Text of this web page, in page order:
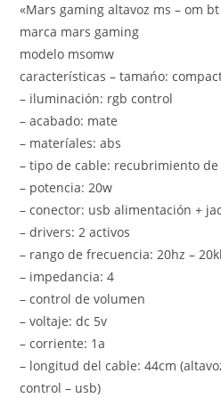
«Mars gaming altavoz ms – om
marca mars gaming
modelo msomw
características – tamańo:
– iluminación: rgb control
– acabado: mate
– materíales: abs
– tipo de cable: recubrimiento de
– potencia: 20w
– conector: usb alimentación +
– drivers: 2 activos
– rango de frecuencia: 20hz –
– impedancia: 4
– control de volumen
– voltaje: dc 5v
– corriente: 1a
– longitud del cable: 44cm
control – usb)